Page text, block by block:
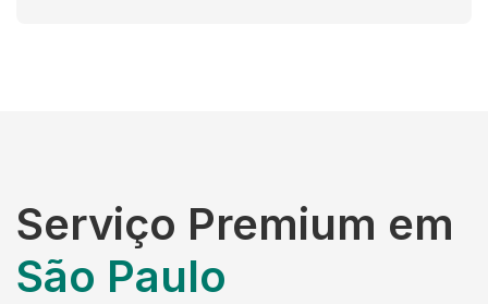
Serviço Premium em
São Paulo